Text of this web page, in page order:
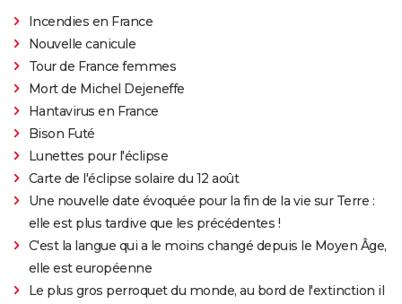
Incendies en France
Nouvelle canicule
Tour de France femmes
Mort de Michel Dejeneffe
Hantavirus en France
Bison Futé
Lunettes pour l'éclipse
Carte de l'éclipse solaire du 12 août
Une nouvelle date évoquée pour la fin de la vie sur Terre :
elle est plus tardive que les précédentes !
C'est la langue qui a le moins changé depuis le Moyen Âge,
elle est européenne
Le plus gros perroquet du monde, au bord de l'extinction il